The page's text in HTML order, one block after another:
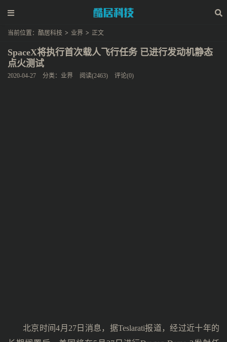
当前位置： 酷居科技 > 业界 > 正文
SpaceX将执行首次载人飞行任务 已进行发动机静态
点火测试
2020-04-27 分类： 业界 阅读(2463) 评论(0)
北京时间4月27日消息，据Teslarati报道，经过近十年的